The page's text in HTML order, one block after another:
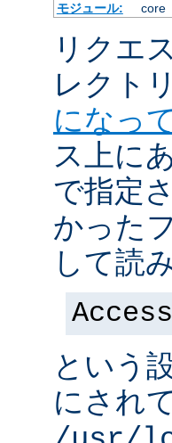
モジュール:
core
リクエ
レクト
になっ
ス上に
で指定
かった
して読
という
にされ